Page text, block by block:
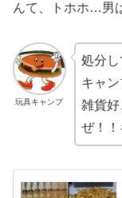
んて、トホホ…男
玩具キャンプ
処分
キャ
雑貨
ぜ！！